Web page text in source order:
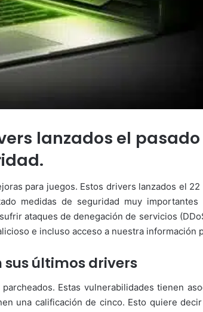
lanzados el pasado
para juegos. Estos drivers lanzados el
medidas de seguridad muy importantes
ataques de denegación de servicios
e incluso acceso a nuestra información
últimos drivers
Estas vulnerabilidades tienen
una calificación de cinco. Esto quiere